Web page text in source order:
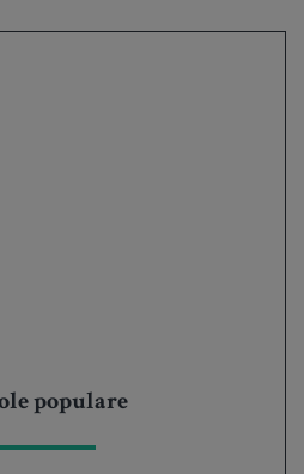
populare